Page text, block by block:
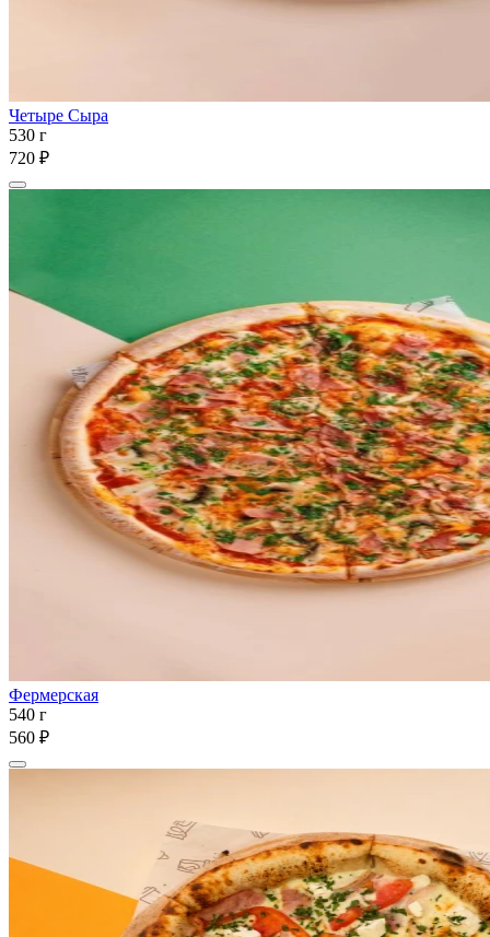
Четыре Сыра
530 г
720 ₽
Фермерская
540 г
560 ₽